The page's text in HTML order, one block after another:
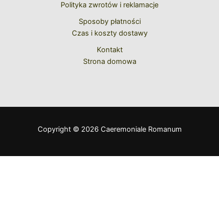
Polityka zwrotów i reklamacje
Sposoby płatności
Czas i koszty dostawy
Kontakt
Strona domowa
Copyright © 2026 Caeremoniale Romanum